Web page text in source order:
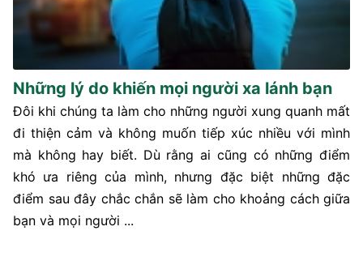
Những lý do khiến mọi người xa lánh bạn
Đôi khi chúng ta làm cho những người xung quanh mất
đi thiện cảm và không muốn tiếp xúc nhiều với mình
mà không hay biết. Dù rằng ai cũng có những điểm
khó ưa riêng của mình, nhưng đặc biệt những đặc
điểm sau đây chắc chắn sẽ làm cho khoảng cách giữa
bạn và mọi người ...